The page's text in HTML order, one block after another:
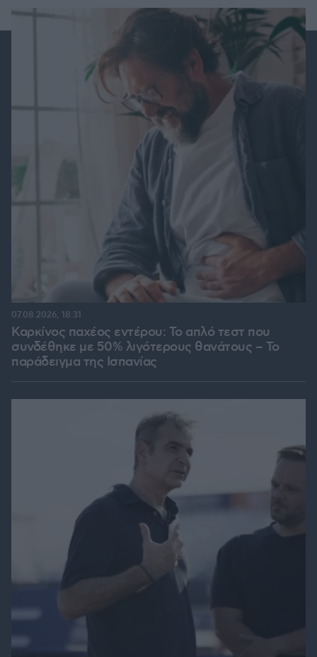
Καρκίνος παχέος εντέρου: Το απλό τεστ που
συνδέθηκε με 50% λιγότερους θανάτους – Το
παράδειγμα της Ισπανίας
07.08.2026, 18:31